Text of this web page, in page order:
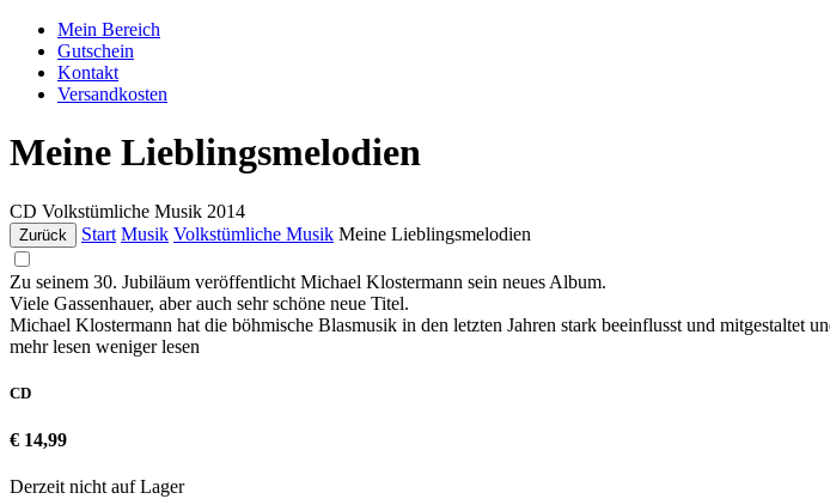
Mein Bereich
Gutschein
Kontakt
Versandkosten
Meine Lieblingsmelodien
CD Volkstümliche Musik 2014
Zurück Start Musik Volkstümliche Musik Meine Lieblingsmelodien
Zu seinem 30. Jubiläum veröffentlicht Michael Klostermann sein neues Album.
Viele Gassenhauer, aber auch sehr schöne neue Titel.
Michael Klostermann hat die böhmische Blasmusik in den letzten Jahren stark beeinflusst und mitgestaltet
mehr lesen weniger lesen
CD
€ 14,99
Derzeit nicht auf Lager